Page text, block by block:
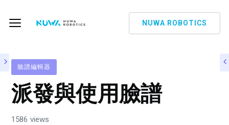
NUWA ROBOTICS
臉譜編輯器
派發與使用臉譜
1586 views